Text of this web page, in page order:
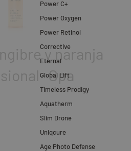
Power C+
Power Oxygen
Power Retinol
Corrective
Eternal
Global Lift
Timeless Prodigy
Aquatherm
Slim Drone
Uniqcure
Age Photo Defense
y naranja
Spa